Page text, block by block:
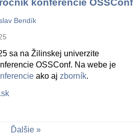
konferencie OSSConf
Bendík
sa na Žilinskej univerzite
OSSConf. Na webe je
ako aj zborník.
Ďalšie